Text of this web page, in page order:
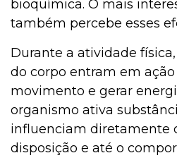
bioquímica. O mais
também percebe esses
Durante a atividade
do corpo entram em
movimento e gerar
organismo ativa
influenciam diretamente
disposição e até o